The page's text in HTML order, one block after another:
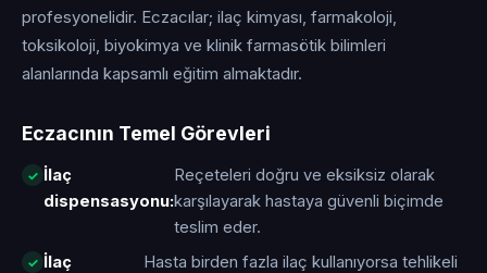
profesyonelidir. Eczacılar; ilaç kimyası, farmakoloji,
toksikoloji, biyokimya ve klinik farmasötik bilimleri
alanlarında kapsamlı eğitim almaktadır.
Eczacının Temel Görevleri
İlaç
dispensasyonu:
Reçeteleri doğru ve eksiksiz olarak
karşılayarak hastaya güvenli biçimde
teslim eder.
İlaç
Hasta birden fazla ilaç kullanıyorsa tehlikeli